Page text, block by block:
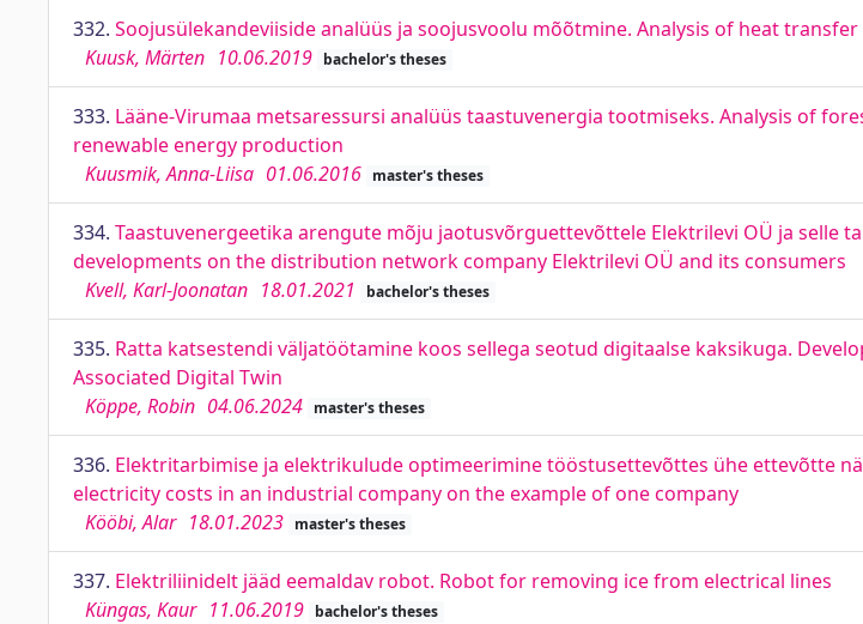
332. Soojusülekandeviiside analüüs ja soojusvoolu mõõtmine. Analysis of heat
Kuusk, Märten 10.06.2019 bachelor's theses
333. Lääne-Virumaa metsaressursi analüüs taastuvenergia tootmiseks. Analysis of
renewable energy production
Kuusmik, Anna-Liisa 01.06.2016 master's theses
334. Taastuvenergeetika arengute mõju jaotusvõrguettevõttele Elektrilevi OÜ ja selle
developments on the distribution network company Elektrilevi OÜ and its consumers
Kvell, Karl-Joonatan 18.01.2021 bachelor's theses
335. Ratta katsestendi väljatöötamine koos sellega seotud digitaalse kaksikuga.
Associated Digital Twin
Köppe, Robin 04.06.2024 master's theses
336. Elektritarbimise ja elektrikulude optimeerimine tööstusettevõttes ühe ettevõtte
electricity costs in an industrial company on the example of one company
Kööbi, Alar 18.01.2023 master's theses
337. Elektriliinidelt jääd eemaldav robot. Robot for removing ice from electrical lines
Küngas, Kaur 11.06.2019 bachelor's theses